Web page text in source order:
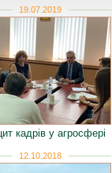
19.07.2019
кадрів у агросфері
12.10.2018